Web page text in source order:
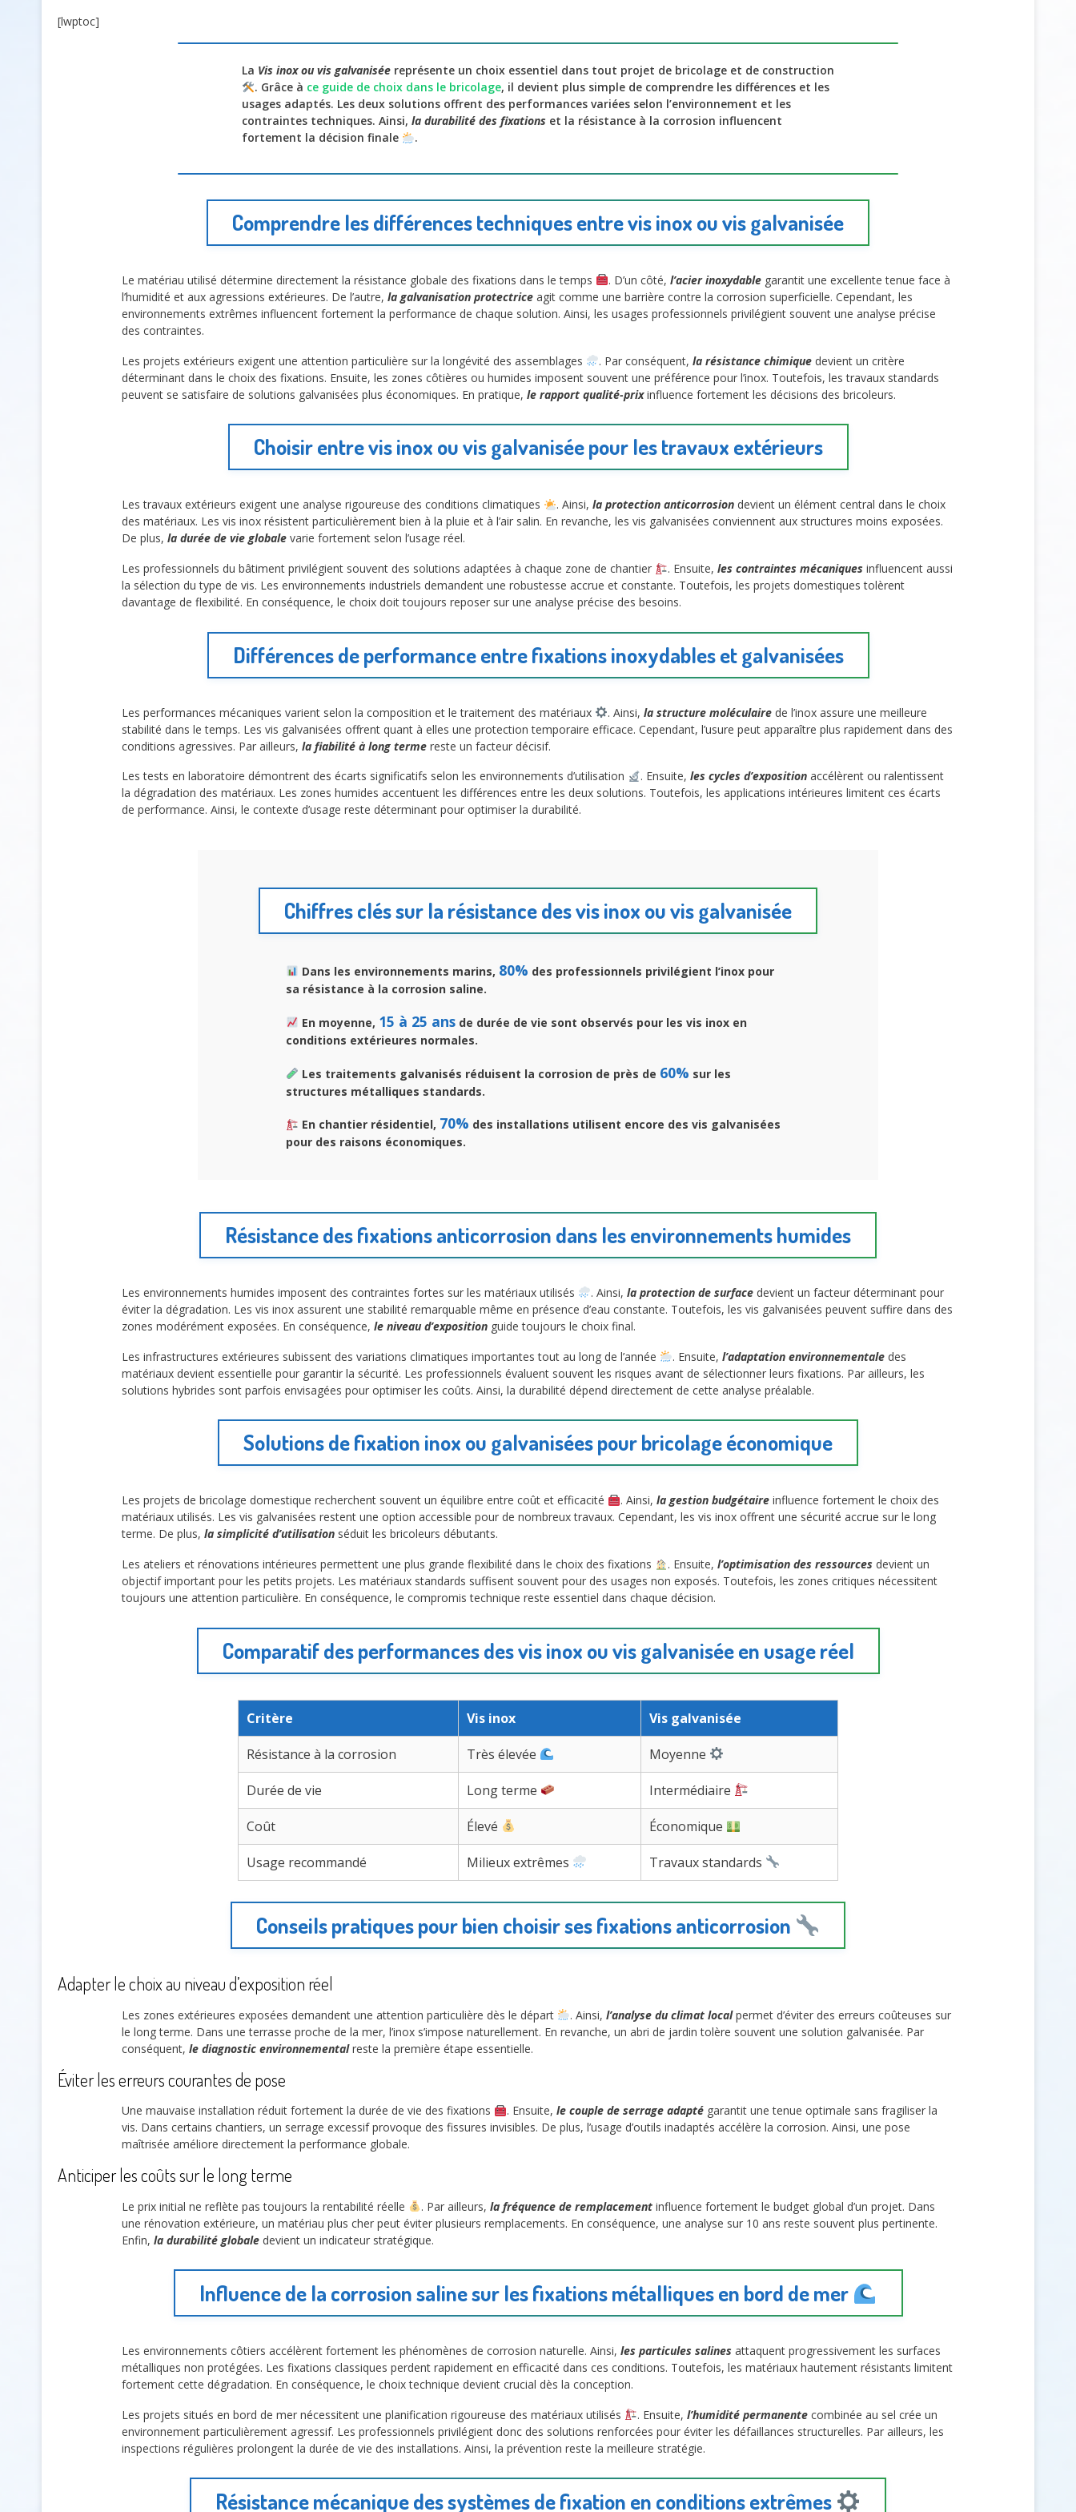
[lwptoc]
La Vis inox ou vis galvanisée représente un choix essentiel dans tout projet de bricolage et de construction
. Grâce à ce guide de choix dans le bricolage, il devient plus simple de comprendre les différences et les
usages adaptés. Les deux solutions offrent des performances variées selon l’environnement et les
contraintes techniques. Ainsi, la durabilité des fixations et la résistance à la corrosion influencent
fortement la décision finale
.
Comprendre les différences techniques entre vis inox ou vis galvanisée
Le matériau utilisé détermine directement la résistance globale des fixations dans le temps . D’un côté, l’acier inoxydablegarantit une excellente tenue face à
l’humidité et aux agressions extérieures. De l’autre, la galvanisation protectrice agit comme une barrière contre la corrosion superficielle. Cependant, les
environnements extrêmes influencent fortement la performance de chaque solution. Ainsi, les usages professionnels privilégient souvent une analyse précise
des contraintes.
Les projets extérieurs exigent une attention particulière sur la longévité des assemblages
. Par conséquent, la résistance chimiquedevient un critère
déterminant dans le choix des fixations. Ensuite, les zones côtières ou humides imposent souvent une préférence pour l’inox. Toutefois, les travaux standards
peuvent se satisfaire de solutions galvanisées plus économiques. En pratique, le rapport qualité-prixinfluence fortement les décisions des bricoleurs.
Choisir entre vis inox ou vis galvanisée pour les travaux extérieurs
Les travaux extérieurs exigent une analyse rigoureuse des conditions climatiques . Ainsi, la protection anticorrosiondevient un élément central dans le choix
des matériaux. Les vis inox résistent particulièrement bien à la pluie et à l’air salin. En revanche, les vis galvanisées conviennent aux structures moins exposées.
De plus, la durée de vie globale varie fortement selon l’usage réel.
Les professionnels du bâtiment privilégient souvent des solutions adaptées à chaque zone de chantier
. Ensuite, les contraintes mécaniques influencent aussi
la sélection du type de vis. Les environnements industriels demandent une robustesse accrue et constante. Toutefois, les projets domestiques tolèrent
davantage de flexibilité. En conséquence, le choix doit toujours reposer sur une analyse précise des besoins.
Différences de performance entre fixations inoxydables et galvanisées
Les performances mécaniques varient selon la composition et le traitement des matériaux . Ainsi, la structure moléculairede l’inox assure une meilleure
stabilité dans le temps. Les vis galvanisées offrent quant à elles une protection temporaire efficace. Cependant, l’usure peut apparaître plus rapidement dans des
conditions agressives. Par ailleurs, la fiabilité à long terme reste un facteur décisif.
Les tests en laboratoire démontrent des écarts significatifs selon les environnements d’utilisation
. Ensuite, les cycles d’expositionaccélèrent ou ralentissent
la dégradation des matériaux. Les zones humides accentuent les différences entre les deux solutions. Toutefois, les applications intérieures limitent ces écarts
de performance. Ainsi, le contexte d’usage reste déterminant pour optimiser la durabilité.
Chiffres clés sur la résistance des vis inox ou vis galvanisée
Dans les environnements marins, 80% des professionnels privilégient l’inox pour
sa résistance à la corrosion saline.
En moyenne, 15 à 25 ansde durée de vie sont observés pour les vis inox en
conditions extérieures normales.
Les traitements galvanisés réduisent la corrosion de près de 60% sur les
structures métalliques standards.
En chantier résidentiel, 70% des installations utilisent encore des vis galvanisées
pour des raisons économiques.
Résistance des fixations anticorrosion dans les environnements humides
Les environnements humides imposent des contraintes fortes sur les matériaux utilisés . Ainsi, la protection de surfacedevient un facteur déterminant pour
éviter la dégradation. Les vis inox assurent une stabilité remarquable même en présence d’eau constante. Toutefois, les vis galvanisées peuvent suffire dans des
zones modérément exposées. En conséquence, le niveau d’exposition guide toujours le choix final.
Les infrastructures extérieures subissent des variations climatiques importantes tout au long de l’année
. Ensuite, l’adaptation environnementaledes
matériaux devient essentielle pour garantir la sécurité. Les professionnels évaluent souvent les risques avant de sélectionner leurs fixations. Par ailleurs, les
solutions hybrides sont parfois envisagées pour optimiser les coûts. Ainsi, la durabilité dépend directement de cette analyse préalable.
Solutions de fixation inox ou galvanisées pour bricolage économique
Les projets de bricolage domestique recherchent souvent un équilibre entre coût et efficacité . Ainsi, la gestion budgétaireinfluence fortement le choix des
matériaux utilisés. Les vis galvanisées restent une option accessible pour de nombreux travaux. Cependant, les vis inox offrent une sécurité accrue sur le long
terme. De plus, la simplicité d’utilisation séduit les bricoleurs débutants.
Les ateliers et rénovations intérieures permettent une plus grande flexibilité dans le choix des fixations
. Ensuite, l’optimisation des ressources devient un
objectif important pour les petits projets. Les matériaux standards suffisent souvent pour des usages non exposés. Toutefois, les zones critiques nécessitent
toujours une attention particulière. En conséquence, le compromis technique reste essentiel dans chaque décision.
Comparatif des performances des vis inox ou vis galvanisée en usage réel
Critère Vis inox Vis galvanisée
Résistance à la corrosion Très élevée Moyenne
Durée de vie Long terme Intermédiaire
Coût Élevé Économique
Usage recommandé Milieux extrêmes Travaux standards
Conseils pratiques pour bien choisir ses fixations anticorrosion
Adapter le choix au niveau d’exposition réel
Les zones extérieures exposées demandent une attention particulière dès le départ . Ainsi, l’analyse du climat localpermet d’éviter des erreurs coûteuses sur
le long terme. Dans une terrasse proche de la mer, l’inox s’impose naturellement. En revanche, un abri de jardin tolère souvent une solution galvanisée. Par
conséquent, le diagnostic environnementalreste la première étape essentielle.
Éviter les erreurs courantes de pose
Une mauvaise installation réduit fortement la durée de vie des fixations . Ensuite, le couple de serrage adaptégarantit une tenue optimale sans fragiliser la
vis. Dans certains chantiers, un serrage excessif provoque des fissures invisibles. De plus, l’usage d’outils inadaptés accélère la corrosion. Ainsi, une pose
maîtrisée améliore directement la performance globale.
Anticiper les coûts sur le long terme
Le prix initial ne reflète pas toujours la rentabilité réelle . Par ailleurs, la fréquence de remplacementinfluence fortement le budget global d’un projet. Dans
une rénovation extérieure, un matériau plus cher peut éviter plusieurs remplacements. En conséquence, une analyse sur 10 ans reste souvent plus pertinente.
Enfin, la durabilité globale devient un indicateur stratégique.
Influence de la corrosion saline sur les fixations métalliques en bord de mer
Les environnements côtiers accélèrent fortement les phénomènes de corrosion naturelle. Ainsi, les particules salines attaquent progressivement les surfaces
métalliques non protégées. Les fixations classiques perdent rapidement en efficacité dans ces conditions. Toutefois, les matériaux hautement résistants limitent
fortement cette dégradation. En conséquence, le choix technique devient crucial dès la conception.
Les projets situés en bord de mer nécessitent une planification rigoureuse des matériaux utilisés
. Ensuite, l’humidité permanentecombinée au sel crée un
environnement particulièrement agressif. Les professionnels privilégient donc des solutions renforcées pour éviter les défaillances structurelles. Par ailleurs, les
inspections régulières prolongent la durée de vie des installations. Ainsi, la prévention reste la meilleure stratégie.
Résistance mécanique des systèmes de fixation en conditions extrêmes